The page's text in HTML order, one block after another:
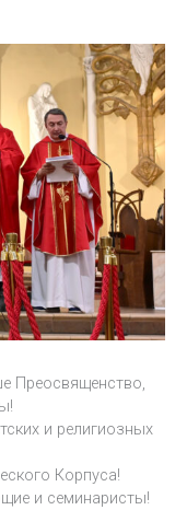
Преосвященство,
и религиозных
Корпуса!
и семинаристы!